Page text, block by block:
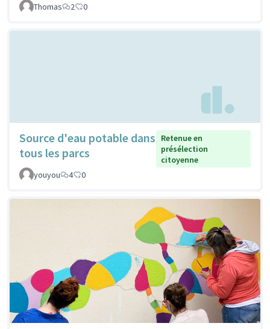
Thomas
2 0
Source d'eau potable dans
tous les parcs
Retenue en
présélection
citoyenne
youyou
4 0